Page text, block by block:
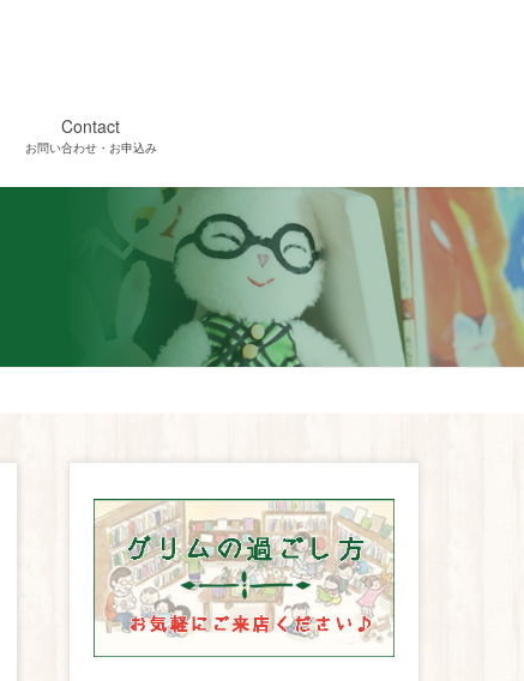
Contact
お問い合わせ・お申込み